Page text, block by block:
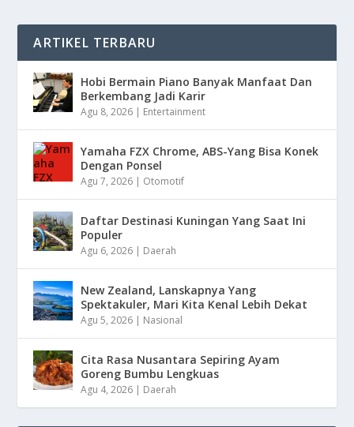
ARTIKEL TERBARU
Hobi Bermain Piano Banyak Manfaat Dan
Berkembang Jadi Karir
Agu 8, 2026 | Entertainment
Yamaha FZX Chrome, ABS-Yang Bisa Konek
Dengan Ponsel
Agu 7, 2026 | Otomotif
Daftar Destinasi Kuningan Yang Saat Ini
Populer
Agu 6, 2026 | Daerah
New Zealand, Lanskapnya Yang
Spektakuler, Mari Kita Kenal Lebih Dekat
Agu 5, 2026 | Nasional
Cita Rasa Nusantara Sepiring Ayam
Goreng Bumbu Lengkuas
Agu 4, 2026 | Daerah